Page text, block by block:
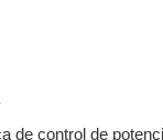
de control de